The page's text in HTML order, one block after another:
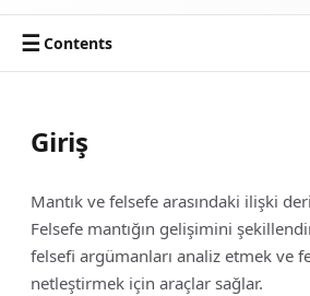
☰ Contents
Giriş
Mantık ve felsefe arasındaki ilişki
Felsefe mantığın gelişimini
felsefi argümanları analiz etmek ve
netleştirmek için araçlar sağlar.